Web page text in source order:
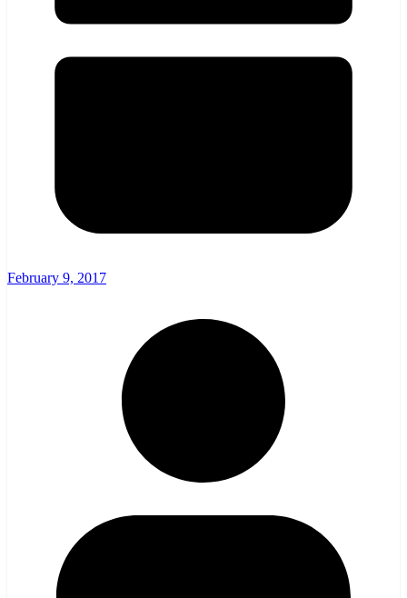
February 9, 2017